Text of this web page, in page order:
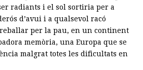
radiants i el sol sortiria per a
d’avui i a qualsevol racó
per la pau, en un continent
memòria, una Europa que se
malgrat totes les dificultats en